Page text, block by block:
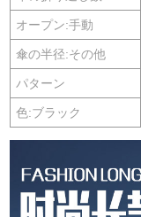
オープン:手動
傘の半径:その他
パターン
色:ブラック